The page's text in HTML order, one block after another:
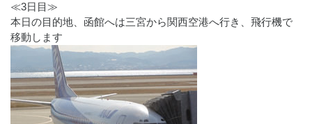
≪3日目≫
本日の目的地、函館へは三宮から関西空港へ行き、飛行機で
移動します